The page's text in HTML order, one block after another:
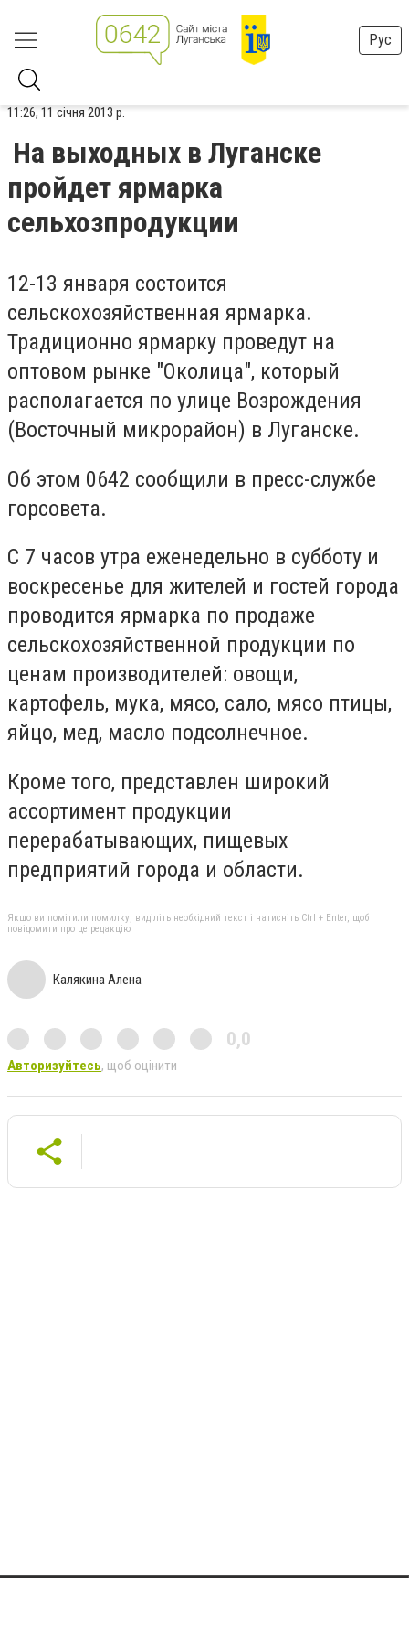
Рус
11:26, 11 січня 2013 р.
На выходных в Луганске
пройдет ярмарка
сельхозпродукции
12-13 января состоится
сельскохозяйственная ярмарка.
Традиционно ярмарку проведут на
оптовом рынке "Околица", который
располагается по улице Возрождения
(Восточный микрорайон) в Луганске.
Об этом 0642 сообщили в пресс-службе
горсовета.
С 7 часов утра еженедельно в субботу и
воскресенье для жителей и гостей города
проводится ярмарка по продаже
сельскохозяйственной продукции по
ценам производителей: овощи,
картофель, мука, мясо, сало, мясо птицы,
яйцо, мед, масло подсолнечное.
Кроме того, представлен широкий
ассортимент продукции
перерабатывающих, пищевых
предприятий города и области.
Якщо ви помітили помилку, виділіть необхідний текст і натисніть Ctrl + Enter, щоб
повідомити про це редакцію
Калякина Алена
0,0
Авторизуйтесь, щоб оцінити